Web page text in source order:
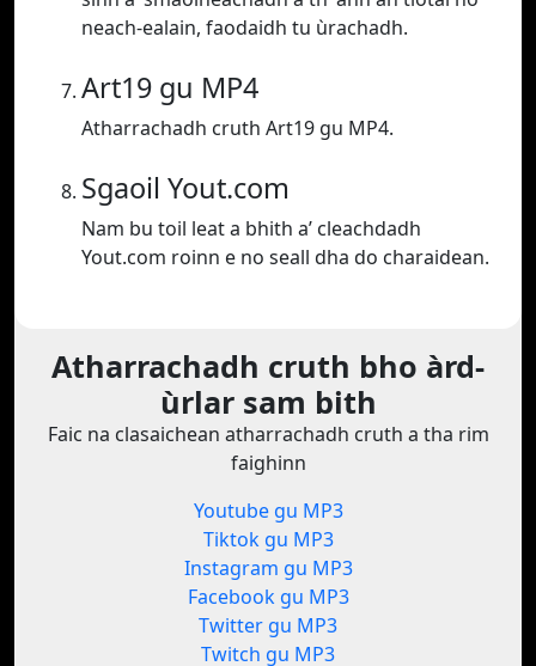
neach-ealain, faodaidh tu ùrachadh.
Art19 gu MP4
Atharrachadh cruth Art19 gu MP4.
Sgaoil Yout.com
Nam bu toil leat a bhith a’ cleachdadh
Yout.com roinn e no seall dha do charaidean.
Atharrachadh cruth bho àrd-
ùrlar sam bith
Faic na clasaichean atharrachadh cruth a tha rim
faighinn
Youtube gu MP3
Tiktok gu MP3
Instagram gu MP3
Facebook gu MP3
Twitter gu MP3
Twitch gu MP3